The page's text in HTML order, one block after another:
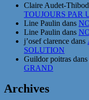
Claire Audet-
TOUJOURS PAR
Line Paulin dans
Line Paulin dans
j’osef clarence dans
SOLUTION
Guildor poitras dans
GRAND
Archives